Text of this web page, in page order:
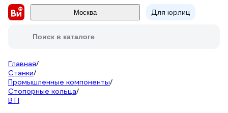
Москва Для юрлиц
Поиск в каталоге
Главная/
Станки/
Промышленные компоненты/
Стопорные кольца/
BTI